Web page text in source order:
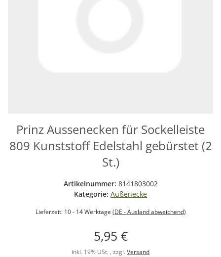
Prinz Aussenecken für Sockelleiste
809 Kunststoff Edelstahl gebürstet (2
St.)
Artikelnummer: 8141803002
Kategorie: Außenecke
Lieferzeit: 10 - 14 Werktage (DE - Ausland abweichend)
5,95 €
inkl. 19% USt. , zzgl. Versand